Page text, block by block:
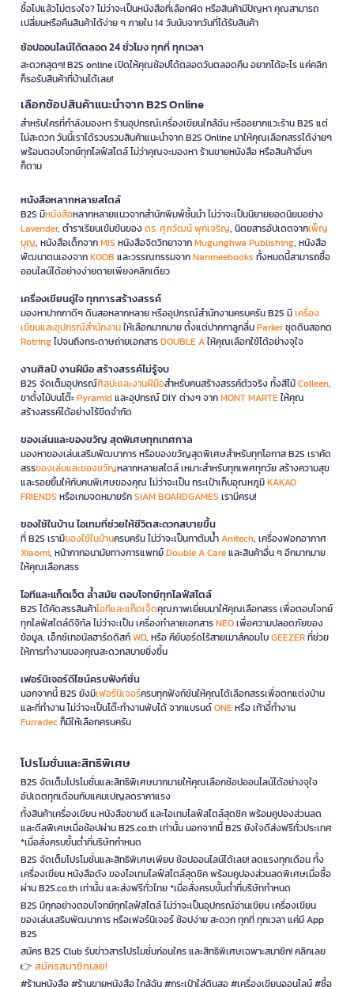
ซื้อไปแล้วไม่ตรงใจ? ไม่ว่าจะเป็นหนังสือที่เลือกผิด หรือสินค้ามีปัญหา คุณสามารถ
เปลี่ยนหรือคืนสินค้าได้ง่าย ๆ ภายใน 14 วันนับจากวันที่ได้รับสินค้า
ช้อปออนไลน์ได้ตลอด 24 ชั่วโมง ทุกที่ ทุกเวลา
สะดวกสุดๆ! B2S online เปิดให้คุณช้อปได้ตลอดวันตลอดคืน อยากได้อะไร แค่คลิก
ก็รอรับสินค้าที่บ้านได้เลย!
เลือกช้อปสินค้าแนะนำจาก B2S Online
สำหรับใครที่กำลังมองหา ร้านอุปกรณ์เครื่องเขียนใกล้ฉัน หรืออยากแวะร้าน B2S แต่
ไม่สะดวก วันนี้เราได้รวบรวมสินค้าแนะนำจาก B2S Online มาให้คุณเลือกสรรได้ง่ายๆ
พร้อมตอบโจทย์ทุกไลฟ์สไตล์ ไม่ว่าคุณจะมองหา ร้านขายหนังสือ หรือสินค้าอื่นๆ
ก็ตาม
หนังสือหลากหลายสไตล์
B2S มีหนังสือหลากหลายแนวจากสำนักพิมพ์ชั้นนำ ไม่ว่าจะเป็นนิยายยอดนิยมอย่าง
Lavender, ตำราเรียนเข้มข้นของดร. ศุภวัฒน์ พุกเจริญ, นิตยสารอัปเดตจากเพ็ญ
บุญ, หนังสือเด็กจากMIS หนังสือจิตวิทยาจากMugunghwa Publishing, หนังสือ
พัฒนาตนเองจากKOOB และวรรณกรรมจากNanmeebooks ทั้งหมดนี้สามารถซื้อ
ออนไลน์ได้อย่างง่ายดายเพียงคลิกเดียว
เครื่องเขียนคู่ใจ ทุกการสร้างสรรค์
มองหาปากกาดีๆ ดินสอหลากหลาย หรืออุปกรณ์สำนักงานครบครัน B2S มีเครื่อง
เขียนและอุปกรณ์สำนักงานให้เลือกมากมาย ตั้งแต่ปากกาลูกลื่นParkerชุดดินสอกด
Rotringไปจนถึงกระดาษถ่ายเอกสารDOUBLE Aให้คุณเลือกใช้ได้อย่างจุใจ
งานศิลป์ งานฝีมือ สร้างสรรค์ไม่รู้จบ
B2S จัดเต็มอุปกรณ์ศิลปะและงานฝีมือสำหรับคนสร้างสรรค์ตัวจริง ทั้งสีไม้Colleen,
ขาตั้งไม้บนโต๊ะPyramidและอุปกรณ์ DIY ต่างๆ จากMONT MARTEให้คุณ
สร้างสรรค์ได้อย่างไร้ขีดจำกัด
ของเล่นและของขวัญ สุดพิเศษทุกเทศกาล
มองหาของเล่นเสริมพัฒนาการ หรือของขวัญสุดพิเศษสำหรับทุกโอกาส B2S เราคัด
สรรของเล่นและของขวัญหลากหลายสไตล์ เหมาะสำหรับทุกเพศทุกวัย สร้างความสุข
และรอยยิ้มให้กับคนพิเศษของคุณ ไม่ว่าจะเป็น กระเป๋าเก็บอุณหภูมิKAKAO
FRIENDS หรือเกมจดหมายรักSIAM BOARDGAMES เรามีครบ!
ของใช้ในบ้าน ไอเทมที่ช่วยให้ชีวิตสะดวกสบายขึ้น
ที่ B2S เรามีของใช้ในบ้านครบครัน ไม่ว่าจะเป็นกาต้มน้ำAnitech, เครื่องฟอกอากาศ
Xiaomi, หน้ากากอนามัยทางการแพทย์Double A Careและสินค้าอื่น ๆ อีกมากมาย
ให้คุณเลือกสรร
ไอทีและแก็ดเจ็ต ล้ำสมัย ตอบโจทย์ทุกไลฟ์สไตล์
B2S ได้คัดสรรสินค้าไอทีและแก็ดเจ็ตคุณภาพเยี่ยมมาให้คุณเลือกสรร เพื่อตอบโจทย์
ทุกไลฟ์สไตล์ดิจิทัล ไม่ว่าจะเป็น เครื่องทำลายเอกสารNEOเพื่อความปลอดภัยของ
ข้อมูล, เอ็กซ์เทอนัลฮาร์ดดิสก์WD, หรือ คีย์บอร์ดไร้สายเมาส์คอมโบGEEZERที่ช่วย
ให้การทำงานของคุณสะดวกสบายยิ่งขึ้น
เฟอร์นิเจอร์ดีไซน์ครบฟังก์ชั่น
นอกจากนี้ B2S ยังมีเฟอร์นิเจอร์ครบทุกฟังก์ชันให้คุณได้เลือกสรรเพื่อตกแต่งบ้าน
และที่ทำงาน ไม่ว่าจะเป็นโต๊ะทำงานพับได้ จากแบรนด์ONEหรือ เก้าอี้ทำงาน
Furradecก็มีให้เลือกครบครัน
โปรโมชั่นและสิทธิพิเศษ
B2S จัดเต็มโปรโมชั่นและสิทธิพิเศษมากมายให้คุณเลือกช้อปออนไลน์ได้อย่างจุใจ
อัปเดตทุกเดือนกับแคมเปญลดราคาแรง
ทั้งสินค้าเครื่องเขียน หนังสือขายดี และไอเทมไลฟ์สไตล์สุดชิค พร้อมคูปองส่วนลด
และดีลพิเศษเมื่อช้อปผ่าน B2S.co.th เท่านั้น นอกจากนี้ B2S ยังใจดีส่งฟรีทั่วประเทศ
*เมื่อสั่งครบขั้นต่ำที่บริษัทกำหนด
B2S จัดเต็มโปรโมชั่นและสิทธิพิเศษเพียบ ช้อปออนไลน์ได้เลย! ลดแรงทุกเดือน ทั้ง
เครื่องเขียน หนังสือดัง ของไอเทมไลฟ์สไตล์สุดชิค พร้อมคูปองส่วนลดพิเศษเมื่อซื้อ
ผ่าน B2S.co.th เท่านั้น และส่งฟรีทั่วไทย *เมื่อสั่งครบขั้นต่ำที่บริษัทกำหนด
B2S มีทุกอย่างตอบโจทย์ทุกไลฟ์สไตล์ ไม่ว่าจะเป็นอุปกรณ์อ่านเขียน เครื่องเขียน
ของเล่นเสริมพัฒนาการ หรือเฟอร์นิเจอร์ ช้อปง่าย สะดวก ทุกที่ ทุกเวลา แค่มี App
B2S
สมัคร B2S Club รับข่าวสารโปรโมชั่นก่อนใคร และสิทธิพิเศษเฉพาะสมาชิก! คลิกเลย
👉 สมัครสมาชิกเลย!
#ร้านหนังสือ #ร้านขายหนังสือ ใกล้ฉัน #กระเป๋าใส่ดินสอ #เครื่องเขียนออนไลน์ #ซื้อ